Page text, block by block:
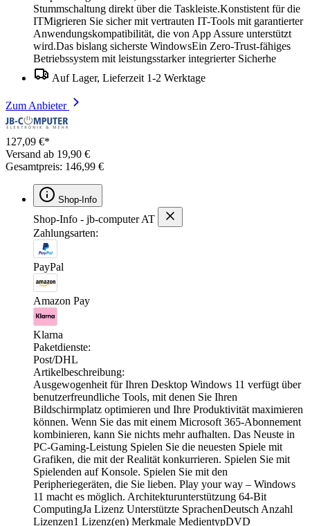
Stummschaltung direkt über die Taskleiste.Konstistent für die
ITMigrieren Sie sicher mit vertrauten IT-Tools mit garantierter
Anwendungskompatibilität, die von App Assure unterstützt
wird.Das bislang sicherste WindowsEin Zero-Trust-fähiges
Betriebssystem mit leistungsstarker integrierter Sicherhe
Auf Lager, Lieferzeit 1-2 Werktage
Zum Anbieter
127,09 €*
Versand ab 19,90 €
Gesamtpreis: 146,99 €
Shop-Info
Shop-Info - jb-computer AT
Zahlungsarten:
PayPal
Amazon Pay
Klarna
Paketdienste:
Post/DHL
Artikelbeschreibung:
Ausgewogenheit für Ihren Desktop Windows 11 verfügt über
benutzerfreundliche Tools, mit denen Sie Ihren
Bildschirmplatz optimieren und Ihre Produktivität maximieren
können. Wenn Sie das mit einem Microsoft 365-Abonnement
kombinieren, kann Sie nichts mehr aufhalten. Das Neuste in
PC-Gaming-Leistung Spielen Sie die neuesten Spiele mit
Grafiken, die mit der Realität konkurrieren. Spielen Sie mit
Spielenden auf Konsole. Spielen Sie mit den
Peripheriegeräten, die Sie lieben. Play your way – Windows
11 macht es möglich. Architekturunterstützung 64-Bit
ComputingJa Lizenz Unterstützte SprachenDeutsch Anzahl
Lizenzen1 Lizenz(en) Merkmale MedientypDVD